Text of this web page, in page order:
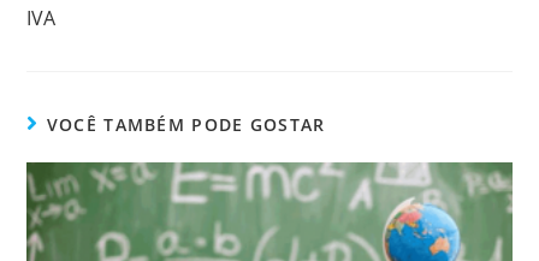
IVA
VOCÊ TAMBÉM PODE GOSTAR